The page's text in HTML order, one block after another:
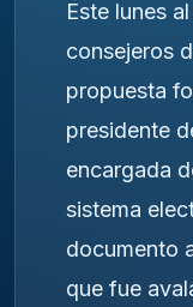
Este lunes
consejeros
propuesta
presidente
encargada
sistema
documento
que fue